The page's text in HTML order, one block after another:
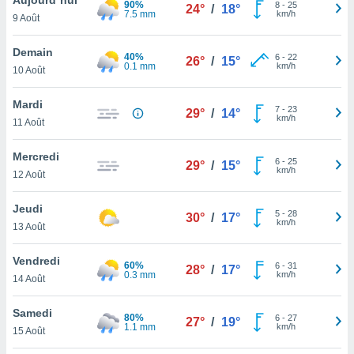
et
»,
au
vous
qu'ils
ou
le
ainsi
un
la
du
9 Août
90%
7.5 mm
24° / 18° 8- 25
km/h
Demain
10 Août
40%
0.1 mm
26° / 15° 6- 22
km/h
Mardi
11 Août
29° / 14° 7- 23
km/h
Mercredi
12 Août
29° / 15° 6- 25
km/h
Jeudi
13 Août
30° / 17° 5- 28
km/h
Vendredi
14 Août
60%
0.3 mm
28° / 17° 6- 31
km/h
Samedi
15 Août
80%
1.1 mm
27° / 19° 6- 27
km/h